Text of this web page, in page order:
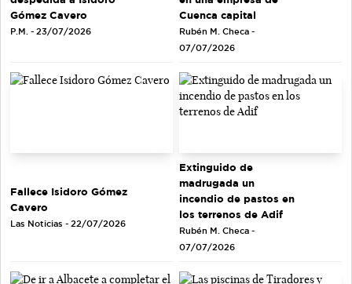
Gómez Cavero
P.M. - 23/07/2026
Cuenca capital
Rubén M. Checa -
07/07/2026
Fallece Isidoro Gómez
Cavero
Las Noticias - 22/07/2026
Extinguido de
madrugada un
incendio de pastos en
los terrenos de Adif
Rubén M. Checa -
07/07/2026